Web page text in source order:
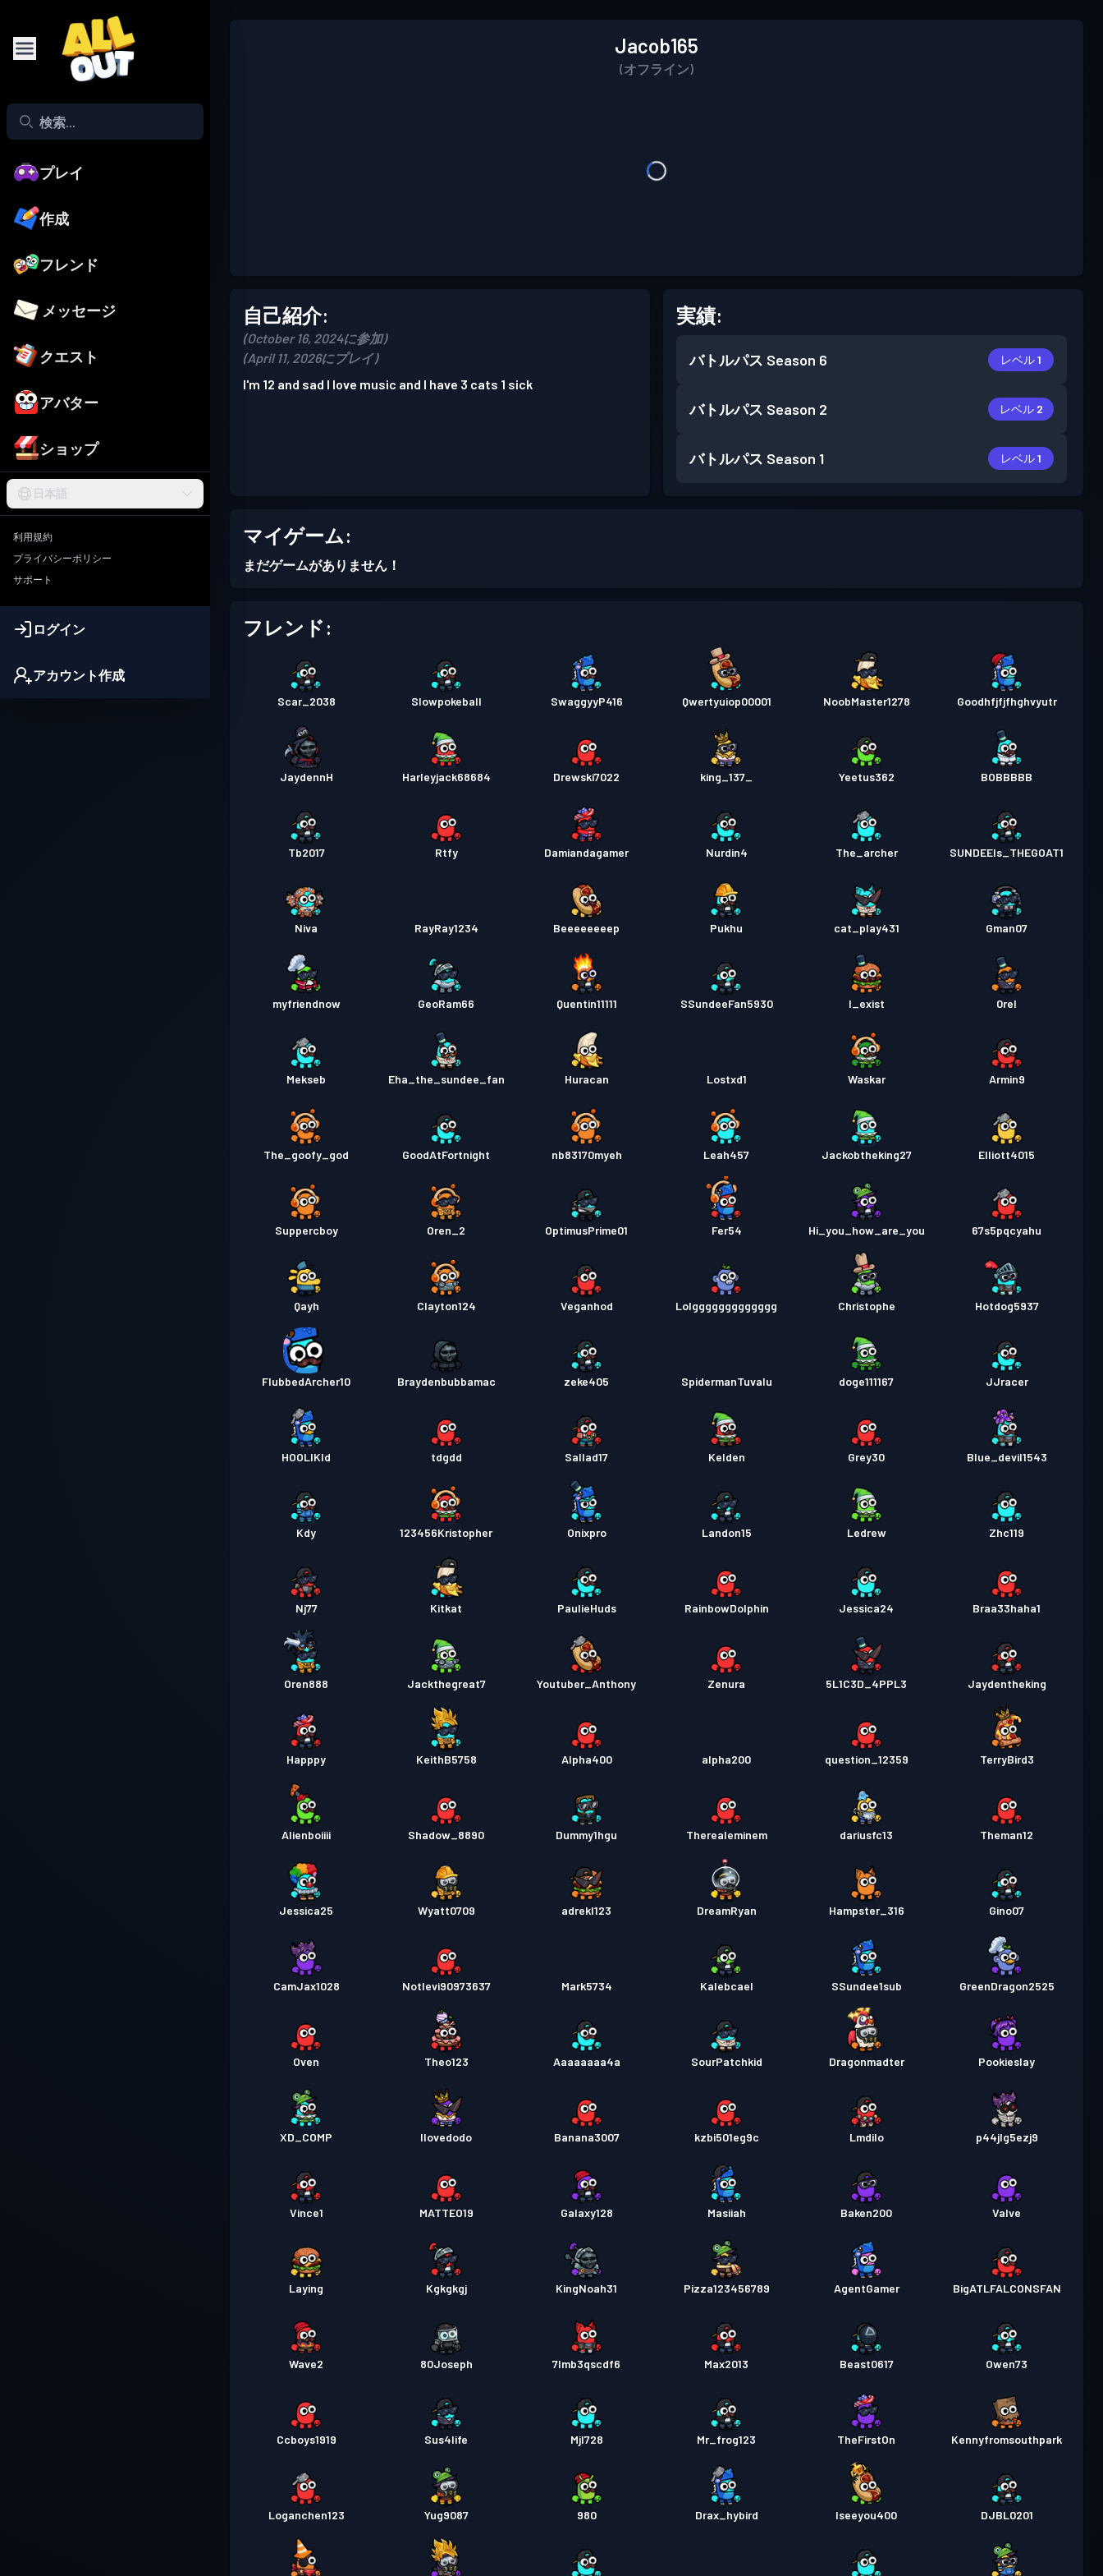
プレイ
作成
フレンド
メッセージ
クエスト
アバター
ショップ
日本語
利用規約
プライバシーポリシー
サポート
ログイン
アカウント作成
Jacob165
(オフライン)
自己紹介:
(October 16, 2024に参加)
(April 11, 2026にプレイ)
I'm 12 and sad I love music and I have 3 cats 1 sick
実績:
バトルパス Season 6 レベル 1
バトルパス Season 2 レベル 2
バトルパス Season 1 レベル 1
マイゲーム:
まだゲームがありません！
フレンド:
Scar_2038 Slowpokeball SwaggyyP416 Qwertyuiop00001 NoobMaster1278 Goodhfjfjfhghvyutr
JaydennH Harleyjack68684 Drewski7022 king_137_ Yeetus362 BOBBBBB
Tb2017 Rtfy Damiandagamer Nurdin4 The_archer SUNDEEIs_THEGOAT1
Niva RayRay1234 Beeeeeeeep Pukhu cat_play431 Gman07
myfriendnow GeoRam66 Quentin11111 SSundeeFan5930 I_exist 0rel
Mekseb Eha_the_sundee_fan Huracan Lostxd1 Waskar Armin9
The_goofy_god GoodAtFortnight nb83170myeh Leah457 Jackobtheking27 Elliott4015
Suppercboy Oren_2 OptimusPrime01 Fer54 Hi_you_how_are_you 67s5pqcyahu
Qayh Clayton124 Veganhod Lolggggggggggggg Christophe Hotdog5937
FlubbedArcher10 Braydenbubbamac zeke405 SpidermanTuvalu doge111167 JJracer
HOOLIKId tdgdd Sallad17 Kelden Grey30 Blue_devil1543
Kdy 123456Kristopher Onixpro Landon15 Ledrew Zhc119
Nj77 Kitkat PaulieHuds RainbowDolphin Jessica24 Braa33haha1
Oren888 Jackthegreat7 Youtuber_Anthony Zenura 5L1C3D_4PPL3 Jaydentheking
Happpy KeithB5758 Alpha400 alpha200 question_12359 TerryBird3
Alienboiiii Shadow_8890 Dummy1hgu Therealeminem dariusfc13 Theman12
Jessica25 Wyatt0709 adrekl123 DreamRyan Hampster_316 Gino07
CamJax1028 Notlevi90973637 Mark5734 Kalebcael SSundee1sub GreenDragon2525
Oven Theo123 Aaaaaaaa4a SourPatchkid Dragonmadter Pookieslay
XD_COMP Ilovedodo Banana3007 kzbi501eg9c Lmdilo p44jlg5ezj9
Vince1 MATTEO19 Galaxy128 Masiiah Baken200 Valve
Laying Kgkgkgj KingNoah31 Pizza123456789 AgentGamer BigATLFALCONSFAN
Wave2 80Joseph 7lmb3qscdf6 Max2013 Beast0617 Owen73
Ccboys1919 Sus4life Mjl728 Mr_frog123 TheFirstOn Kennyfromsouthpark
Loganchen123 Yug9087 980 Drax_hybird Iseeyou400 DJBL0201